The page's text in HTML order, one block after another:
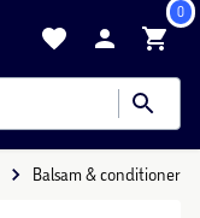
0
Balsam & conditioner